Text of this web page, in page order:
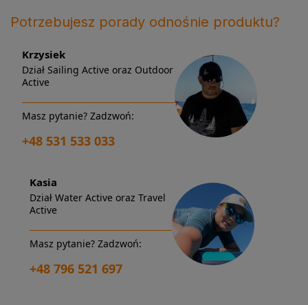
Potrzebujesz porady odnośnie produktu?
Krzysiek
Dział Sailing Active oraz Outdoor
Active
Masz pytanie? Zadzwoń:
+48 531 533 033
Kasia
Dział Water Active oraz Travel
Active
Masz pytanie? Zadzwoń:
+48 796 521 697